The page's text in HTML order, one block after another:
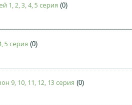
1, 2, 3, 4, 5 серия (0)
5 серия (0)
9, 10, 11, 12, 13 серия (0)